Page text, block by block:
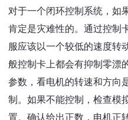
对于一个闭环控制系统，如
肯定是灾难性的。通过控制
服应该以一个较低的速度转
般控制卡上都会有抑制零漂
参数，看电机的转速和方向
制。如果不能控制，检查模
置。确认给出正数，电机正